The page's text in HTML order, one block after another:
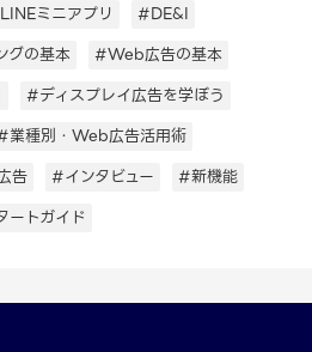
ミニアプリ
#DE&I
グの基本
#Web広告の基本
#ディスプレイ広告を学ぼう
業種別・Web広告活用術
告 #インタビュー
#新機能
ートガイド